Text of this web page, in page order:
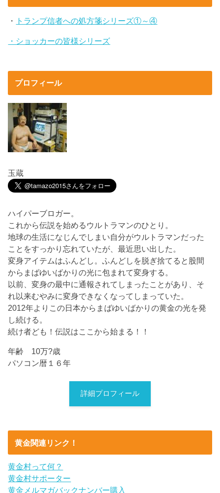
・ トランプ信者への処方箋シリーズ①～④
・ショッカーの皆様シリーズ
プロフィール
玉蔵
ハイパーブロガー。
これから伝説を始めるウルトラマンのひとり。
地球の生活になじんでしまい自分がウルトラマンだった
ことをすっかり忘れていたが、最近思い出した。
変身アイテムはふんどし。ふんどしを脱ぎ捨てると股間
からまばゆいばかりの光に包まれて変身する。
以前、変身の最中に通報されてしまったことがあり、そ
れ以来むやみに変身できなくなってしまっていた。
2012年よりこの日本からまばゆいばかりの黄金の光を発
し続ける。
続け者ども！伝説はここから始まる！！
年齢 10万?歳
パソコン暦１６年
詳細プロフィール
黄金関連リンク！
黄金村って何？
黄金村サポーター
黄金メルマガバックナンバー購入